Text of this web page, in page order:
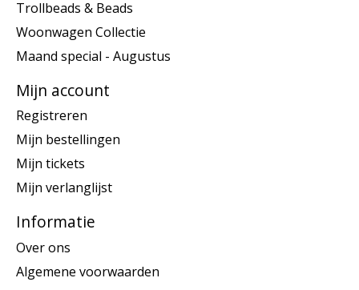
Trollbeads & Beads
Woonwagen Collectie
Maand special - Augustus
Mijn account
Registreren
Mijn bestellingen
Mijn tickets
Mijn verlanglijst
Informatie
Over ons
Algemene voorwaarden